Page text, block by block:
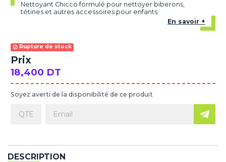
Nettoyant Chicco formulé pour nettoyer biberons,
tétines et autres accessoires pour enfants
En savoir +
Rupture de stock
Prix
18,400 DT
Soyez averti de la disponibilité de ce produit
DESCRIPTION